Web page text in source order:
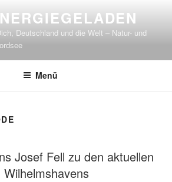
Deutschland und die Welt – Natur- und
Menü
Josef Fell zu den aktuellen